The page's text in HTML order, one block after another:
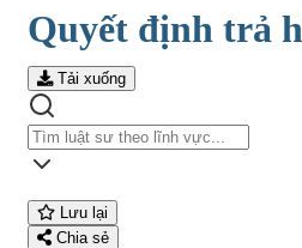
Quyết định trả
Tải xuống
Lưu lại
Chia sẻ